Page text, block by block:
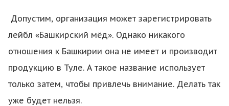
Допустим, организация может зарегистрировать
лейбл «Башкирский мёд». Однако никакого
отношения к Башкирии она не имеет и производит
продукцию в Туле. А такое название использует
только затем, чтобы привлечь внимание. Делать так
уже будет нельзя.